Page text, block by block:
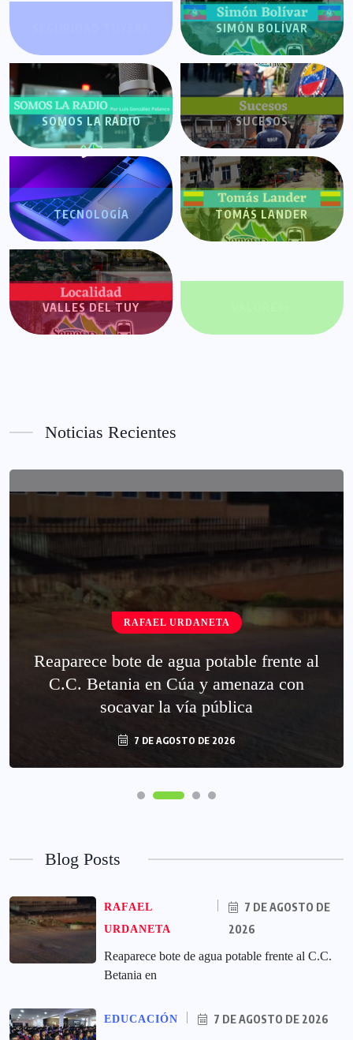
SIMÓN BOLÍVAR
SOMOS LA RADIO SUCESOS
TECNOLOGÍA TOMÁS LANDER
VALLES DEL TUY
Noticias Recientes
RAFAEL URDANETA
Reaparece bote de agua potable frente al
C.C. Betania en Cúa y amenaza con
socavar la vía pública
7 DE AGOSTO DE 2026
Blog Posts
RAFAEL
URDANETA
7 DE AGOSTO DE
2026
Reaparece bote de agua potable frente al C.C.
Betania en
EDUCACIÓN
7 DE AGOSTO DE 2026